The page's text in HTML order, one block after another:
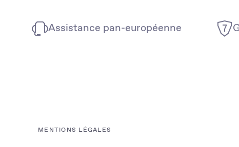
Assistance pan-européenne
MENTIONS LÉGALES